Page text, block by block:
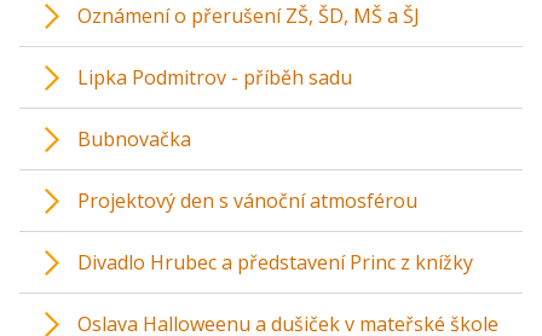
Oznámení o přerušení ZŠ, ŠD, MŠ a ŠJ
Lipka Podmitrov - příběh sadu
Bubnovačka
Projektový den s vánoční atmosférou
Divadlo Hrubec a představení Princ z knížky
Oslava Halloweenu a dušiček v mateřské škole